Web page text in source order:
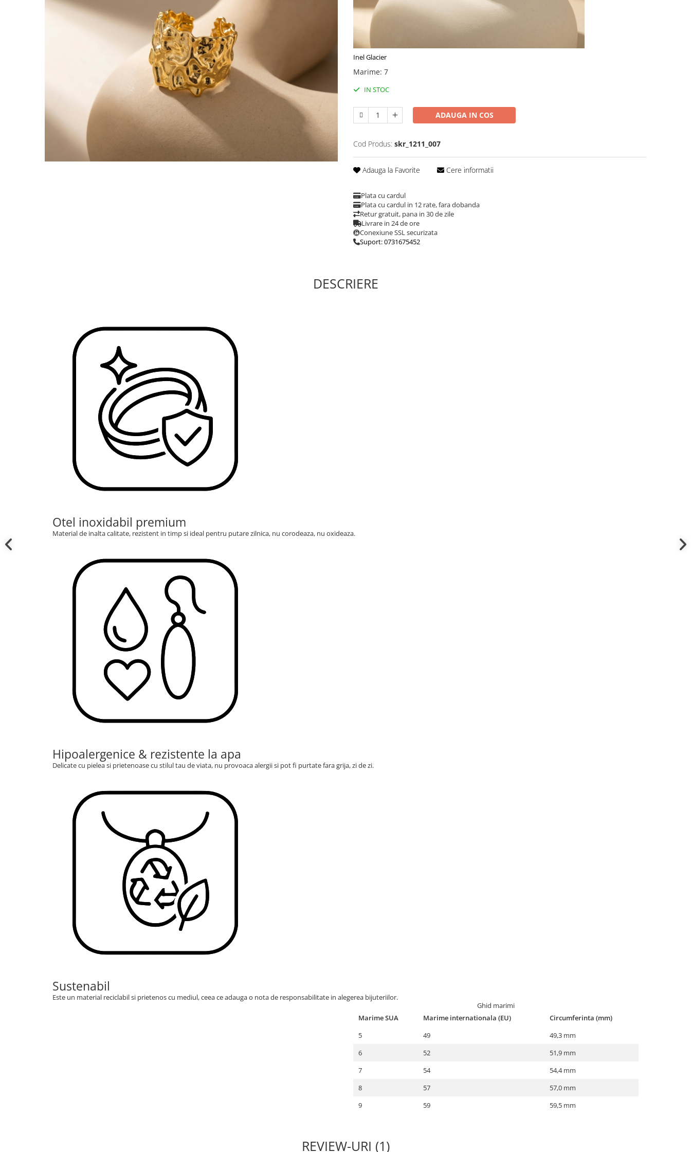
Inel Glacier
Marime: 7
IN STOC
ADAUGA IN COS
Cod Produs: skr_1211_007
Adauga la Favorite Cere informatii
Plata cu cardul
Plata cu cardul in 12 rate, fara dobanda
Retur gratuit, pana in 30 de zile
Livrare in 24 de ore
Conexiune SSL securizata
Suport: 0731675452
DESCRIERE
Otel inoxidabil premium
Material de inalta calitate, rezistent in timp si ideal pentru putare zilnica, nu corodeaza, nu oxideaza.
Hipoalergenice & rezistente la apa
Delicate cu pielea si prietenoase cu stilul tau de viata, nu provoaca alergii si pot fi purtate fara grija, zi de zi.
Sustenabil
Este un material reciclabil si prietenos cu mediul, ceea ce adauga o nota de responsabilitate in alegerea bijuteriilor.
Ghid marimi
Marime SUA
Marime internationala (EU)
Circumferinta (mm)
5
49
49,3 mm
6
52
51,9 mm
7
54
54,4 mm
8
57
57,0 mm
9
59 59,5 mm
REVIEW-URI (1)